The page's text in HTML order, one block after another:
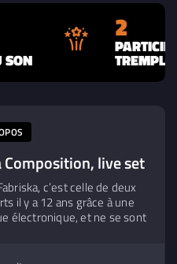
SON
2
live set
c’est celle de deux
il y a 12 ans grâce à une
électronique, et ne se sont